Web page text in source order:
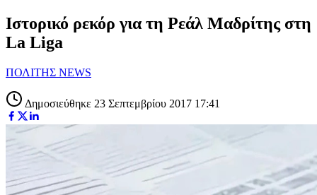
Ιστορικό ρεκόρ για τη Ρεάλ Μαδρίτης στη
La Liga
ΠΟΛΙΤΗΣ NEWS
Δημοσιεύθηκε 23 Σεπτεμβρίου 2017 17:41